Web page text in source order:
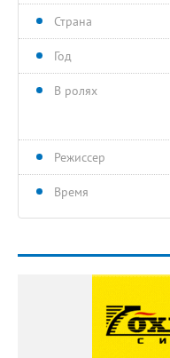
Страна
Год
В ролях
Режиссер
Время